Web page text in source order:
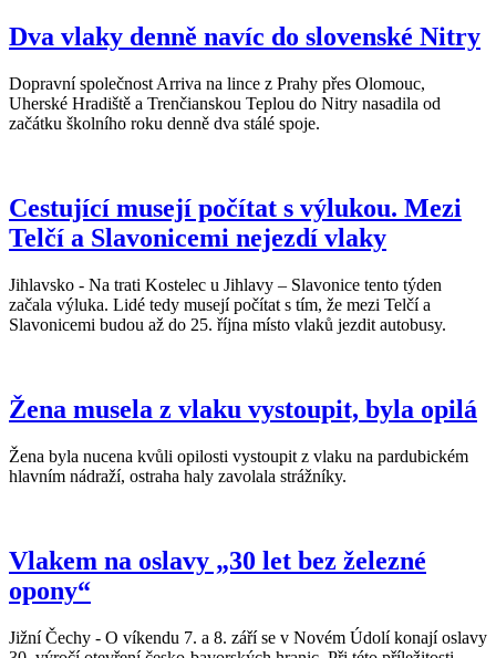
Dva vlaky denně navíc do slovenské Nitry
Dopravní společnost Arriva na lince z Prahy přes Olomouc,
Uherské Hradiště a Trenčianskou Teplou do Nitry nasadila od
začátku školního roku denně dva stálé spoje.
Cestující musejí počítat s výlukou. Mezi
Telčí a Slavonicemi nejezdí vlaky
Jihlavsko - Na trati Kostelec u Jihlavy – Slavonice tento týden
začala výluka. Lidé tedy musejí počítat s tím, že mezi Telčí a
Slavonicemi budou až do 25. října místo vlaků jezdit autobusy.
Žena musela z vlaku vystoupit, byla opilá
Žena byla nucena kvůli opilosti vystoupit z vlaku na pardubickém
hlavním nádraží, ostraha haly zavolala strážníky.
Vlakem na oslavy „30 let bez železné
opony“
Jižní Čechy - O víkendu 7. a 8. září se v Novém Údolí konají oslavy